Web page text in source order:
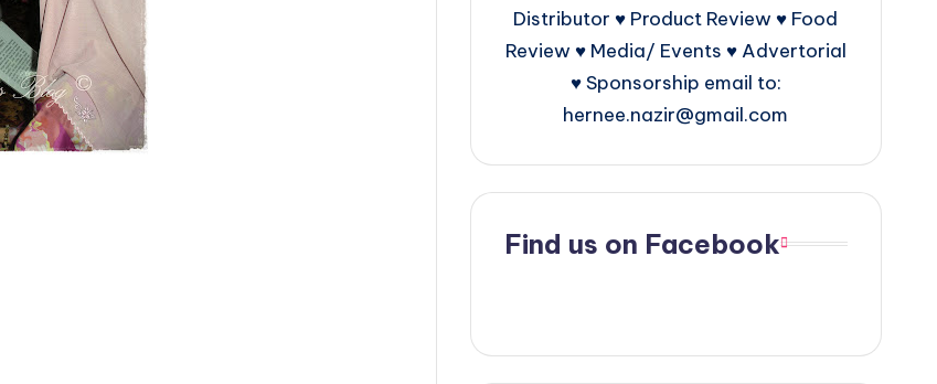
Distributor ♥ Product Review ♥ Food
Review ♥ Media/ Events ♥ Advertorial
♥ Sponsorship email to:
hernee.nazir@gmail.com
Find us on Facebook